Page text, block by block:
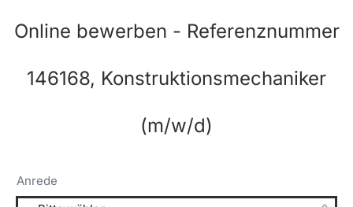
Online bewerben - Referenznummer
146168, Konstruktionsmechaniker
(m/w/d)
Anrede